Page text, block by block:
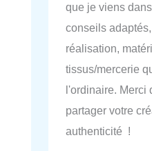
que je viens
conseils
réalisation,
tissus/mercerie
l'ordinaire. Merci
partager votre
authenticité !